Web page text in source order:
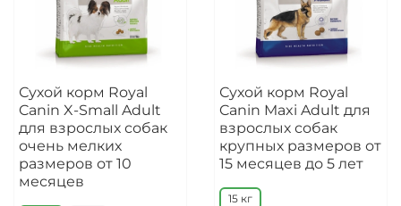
Сухой корм Royal
Canin X-Small Adult
для взрослых собак
очень мелких
размеров от 10
месяцев
Сухой корм Royal
Canin Maxi Adult для
взрослых собак
крупных размеров от
15 месяцев до 5 лет
15 кг